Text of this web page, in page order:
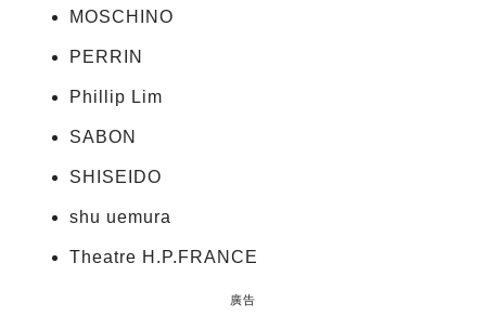
MOSCHINO
PERRIN
Phillip Lim
SABON
SHISEIDO
shu uemura
Theatre H.P.FRANCE
廣告